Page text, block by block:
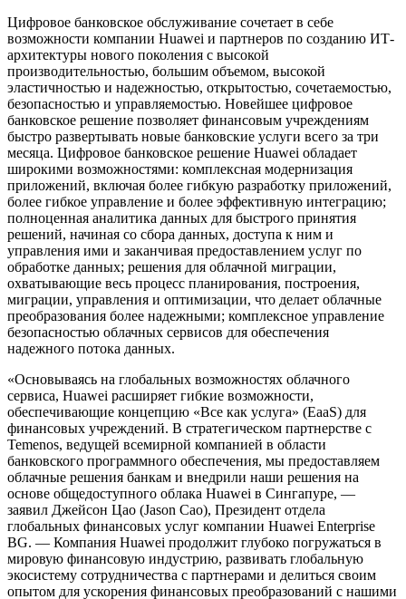
Цифровое банковское обслуживание сочетает в себе
возможности компании Huawei и партнеров по созданию ИТ-
архитектуры нового поколения с высокой
производительностью, большим объемом, высокой
эластичностью и надежностью, открытостью, сочетаемостью,
безопасностью и управляемостью. Новейшее цифровое
банковское решение позволяет финансовым учреждениям
быстро развертывать новые банковские услуги всего за три
месяца. Цифровое банковское решение Huawei обладает
широкими возможностями: комплексная модернизация
приложений, включая более гибкую разработку приложений,
более гибкое управление и более эффективную интеграцию;
полноценная аналитика данных для быстрого принятия
решений, начиная со сбора данных, доступа к ним и
управления ими и заканчивая предоставлением услуг по
обработке данных; решения для облачной миграции,
охватывающие весь процесс планирования, построения,
миграции, управления и оптимизации, что делает облачные
преобразования более надежными; комплексное управление
безопасностью облачных сервисов для обеспечения
надежного потока данных.
«Основываясь на глобальных возможностях облачного
сервиса, Huawei расширяет гибкие возможности,
обеспечивающие концепцию «Все как услуга» (EaaS) для
финансовых учреждений. В стратегическом партнерстве с
Temenos, ведущей всемирной компанией в области
банковского программного обеспечения, мы предоставляем
облачные решения банкам и внедрили наши решения на
основе общедоступного облака Huawei в Сингапуре, —
заявил Джейсон Цао (Jason Cao), Президент отдела
глобальных финансовых услуг компании Huawei Enterprise
BG. — Компания Huawei продолжит глубоко погружаться в
мировую финансовую индустрию, развивать глобальную
экосистему сотрудничества с партнерами и делиться своим
опытом для ускорения финансовых преобразований с нашими